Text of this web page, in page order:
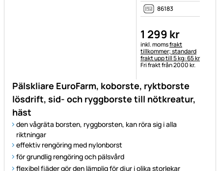
Pälskliare EuroFarm, koborste, ryktborste
lösdrift, sid- och ryggborste till nötkreatur,
häst
den vågräta borsten, ryggborsten, kan röra sig i alla
riktningar
effektiv rengöring med nylonborst
för grundlig rengöring och pälsvård
flexibel fjäder gör den lämplig för djur i olika storlekar
stabil fjäderupphängning, tålig och långlivad
86183
1 299 kr
Skatteinformation:
inkl. moms frakt
tillkommer; standard
frakt upp till 5 kg: 65 kr
Fri frakt från 2000 kr.